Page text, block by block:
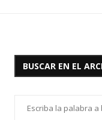
BUSCAR EN EL